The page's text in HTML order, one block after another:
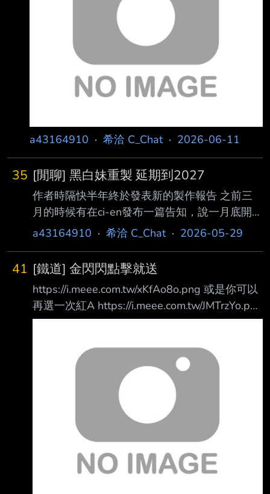
a43164910 · 希洽 C_Chat· 2026-06-11
35 [閒聊] 黑白妹重製 延期到2027
作者時隔快半年終於發表新的製作報告 之前三
月的時候有在ci-en發布一篇告知，說一月底開始
都在照顧家人 工作必須暫緩，同時期也在推特
今年秋天到明年都沒有太多時間可以製作 目前
手邊有兩個專案 一個是黑白妹重製版 預計發布
時間將會延期到2027，非常抱歉 另一個項目尚
未公布 從事幕後工作 目前的狀況確定無法一直
多詳細資訊 以上內容節錄作者ci-en 遊戲的進度
跟年初一樣，看起來是完全
a43164910 · 希洽 C_Chat· 2026-05-29
41 [鐵道] 金閃閃點擊就送
https://i.meee.com.tw/xKfAo8o.png 或是你可以
再選一次紅A https://i.meee.com.tw/JMTrzYo.png
凜的立繪超級好看，這個4.3我是一刻也